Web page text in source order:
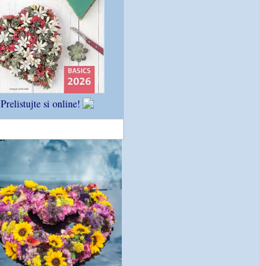
Prelistujte si online!